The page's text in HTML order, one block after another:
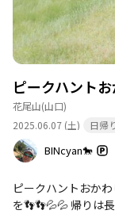
ピークハント
花尾山(山口)
2025.06.07 (土)
日帰
BINcyan🐎
ピークハントおか
を👣👣💦💦 帰りは